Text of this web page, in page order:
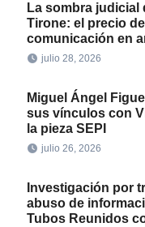
La sombra judicial
Tirone: el precio
comunicación en
julio 28, 2026
Miguel Ángel
sus vínculos con
la pieza SEPI
julio 26, 2026
Investigación por
abuso de
Tubos Reunidos